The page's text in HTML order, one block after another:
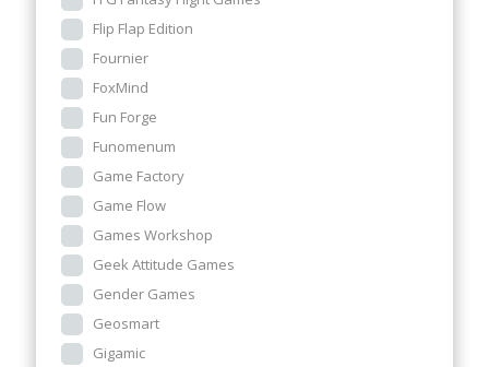
Flip Flap Edition
Fournier
FoxMind
Fun Forge
Funomenum
Game Factory
Game Flow
Games Workshop
Geek Attitude Games
Gender Games
Geosmart
Gigamic